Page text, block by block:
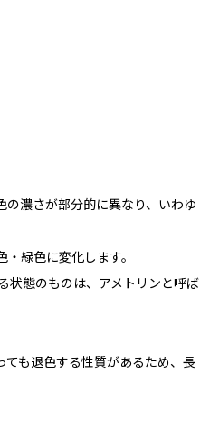
濃さが部分的に異なり、いわゆ
緑色に変化します。
状態のものは、アメトリンと呼ば
も退色する性質があるため、長